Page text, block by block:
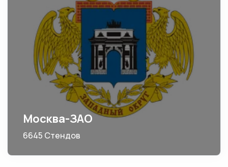
Москва-ЗАО
6645 Стендов